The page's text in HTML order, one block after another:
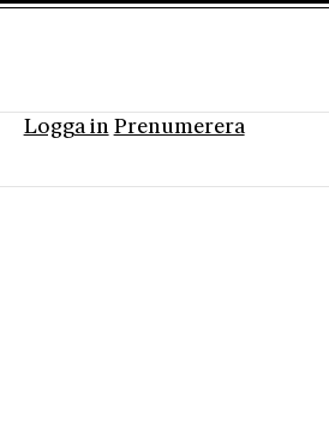
Logga in Prenumerera